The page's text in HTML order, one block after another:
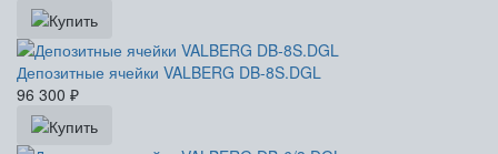
Депозитные ячейки VALBERG DB-8S.DGL
96 300 ₽